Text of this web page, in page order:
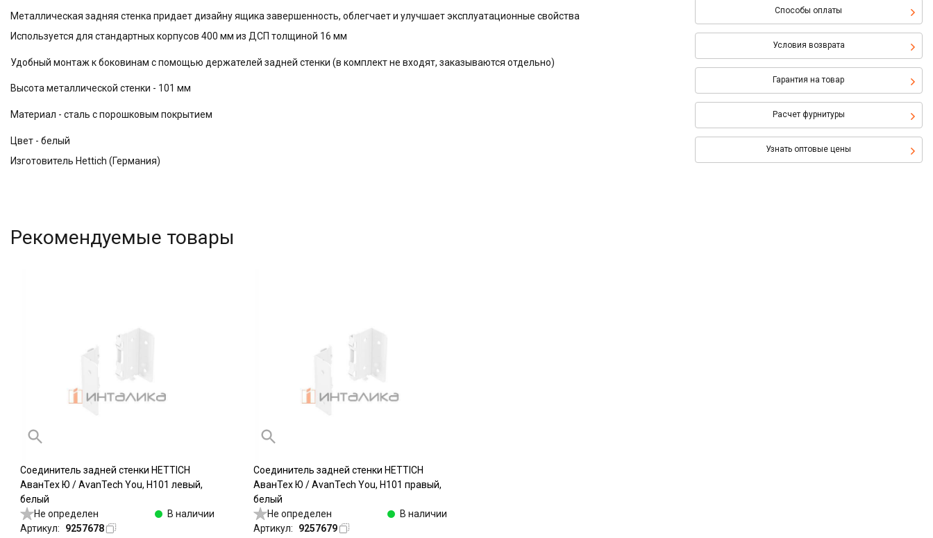
Способы оплаты
Условия возврата
Гарантия на товар
Расчет фурнитуры
Узнать оптовые цены
Металлическая задняя стенка придает дизайну ящика завершенность, облегчает и улучшает эксплуатационные свойства
Используется для стандартных корпусов 400 мм из ДСП толщиной 16 мм
Удобный монтаж к боковинам с помощью держателей задней стенки (в комплект не входят, заказываются отдельно)
Высота металлической стенки - 101 мм
Материал - сталь с порошковым покрытием
Цвет - белый
Изготовитель Hettich (Германия)
Рекомендуемые товары
Соединитель задней стенки HETTICH
АванТех Ю / AvanTech You, H101 левый,
белый
Не определен
В наличии
Артикул:
9257678
Соединитель задней стенки HETTICH
АванТех Ю / AvanTech You, H101 правый,
белый
Не определен
В наличии
Артикул:
9257679